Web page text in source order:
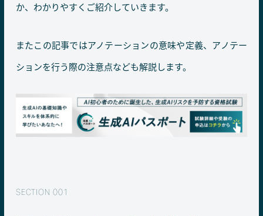
か、わかりやすくご紹介していきます。
またこの記事ではアノテーションの意味や定義、アノテー
ションを行う際の注意点なども解説します。